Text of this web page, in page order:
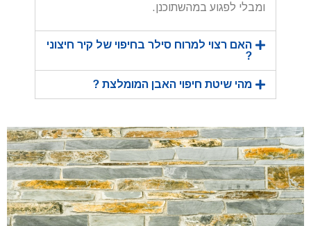
ומבלי לפגוע במהשתוכנן.
האם רצוי למרוח סילר בחיפוי של קיר חיצוני
?
מהי שיטת חיפוי האבן המומלצת ?